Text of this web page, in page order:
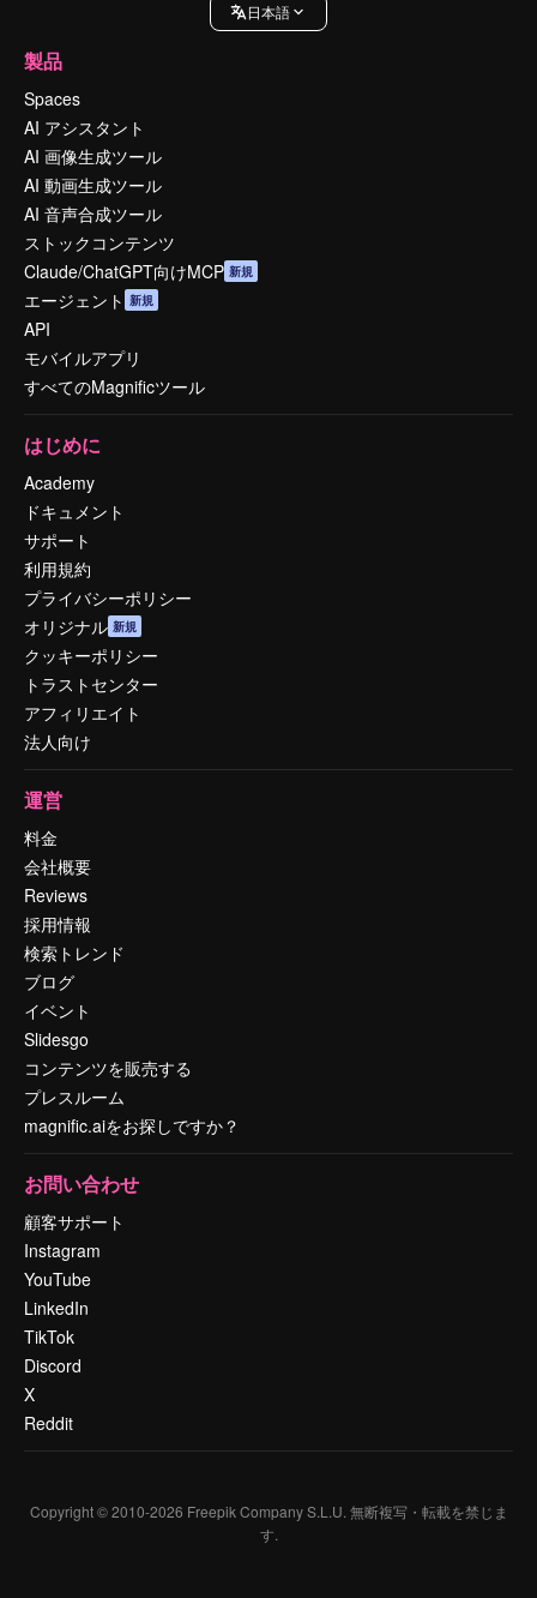
日本語
製品
Spaces
AI アシスタント
AI 画像生成ツール
AI 動画生成ツール
AI 音声合成ツール
ストックコンテンツ
Claude/ChatGPT向けMCP 新規
エージェント 新規
API
モバイルアプリ
すべてのMagnificツール
はじめに
Academy
ドキュメント
サポート
利用規約
プライバシーポリシー
オリジナル 新規
クッキーポリシー
トラストセンター
アフィリエイト
法人向け
運営
料金
会社概要
Reviews
採用情報
検索トレンド
ブログ
イベント
Slidesgo
コンテンツを販売する
プレスルーム
magnific.aiをお探しですか？
お問い合わせ
顧客サポート
Instagram
YouTube
LinkedIn
TikTok
Discord
X
Reddit
Copyright © 2010-2026 Freepik Company S.L.U. 無断複写・転載を禁じま
す.